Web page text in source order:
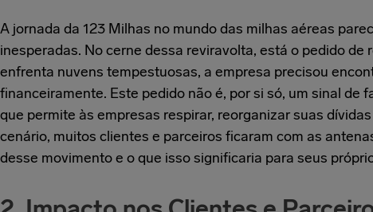
A jornada da 123 Milhas no mundo das milhas aéreas
inesperadas. No cerne dessa reviravolta, está o pedido
enfrenta nuvens tempestuosas, a empresa precisou
financeiramente. Este pedido não é, por si só, um sinal de
que permite às empresas respirar, reorganizar suas
cenário, muitos clientes e parceiros ficaram com as
desse movimento e o que isso significaria para seus